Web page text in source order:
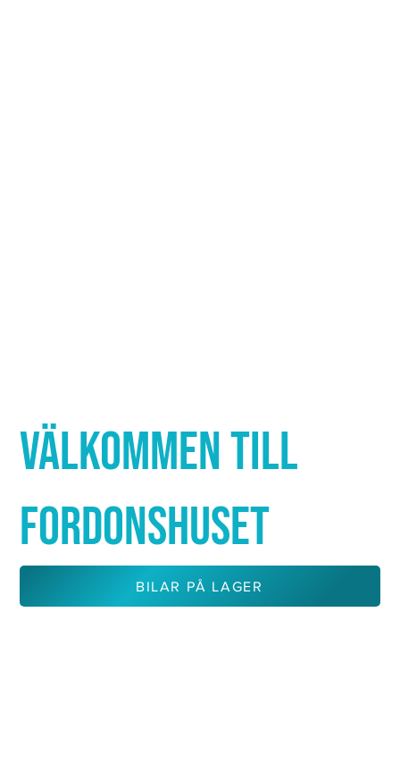
VÄLKOMMEN TILL
FORDONSHUSET
BILAR PÅ LAGER